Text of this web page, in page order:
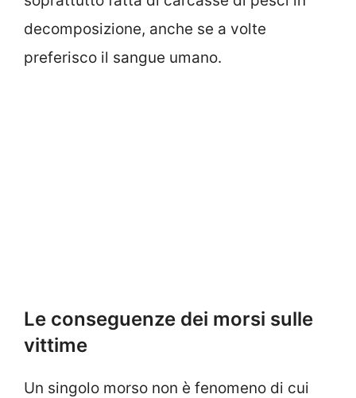
decomposizione, anche se a volte
preferisco il sangue umano.
Le conseguenze dei morsi sulle
vittime
Un singolo morso non è fenomeno di cui